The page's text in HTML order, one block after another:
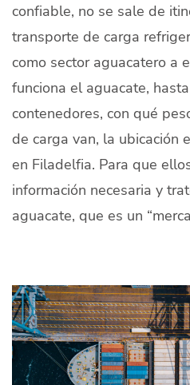
confiable, no se sale de
transporte de carga
como sector aguacatero a
funciona el aguacate,
contenedores, con qué
de carga van, la ubicación
en Filadelfia. Para que
información necesaria y
aguacate, que es un